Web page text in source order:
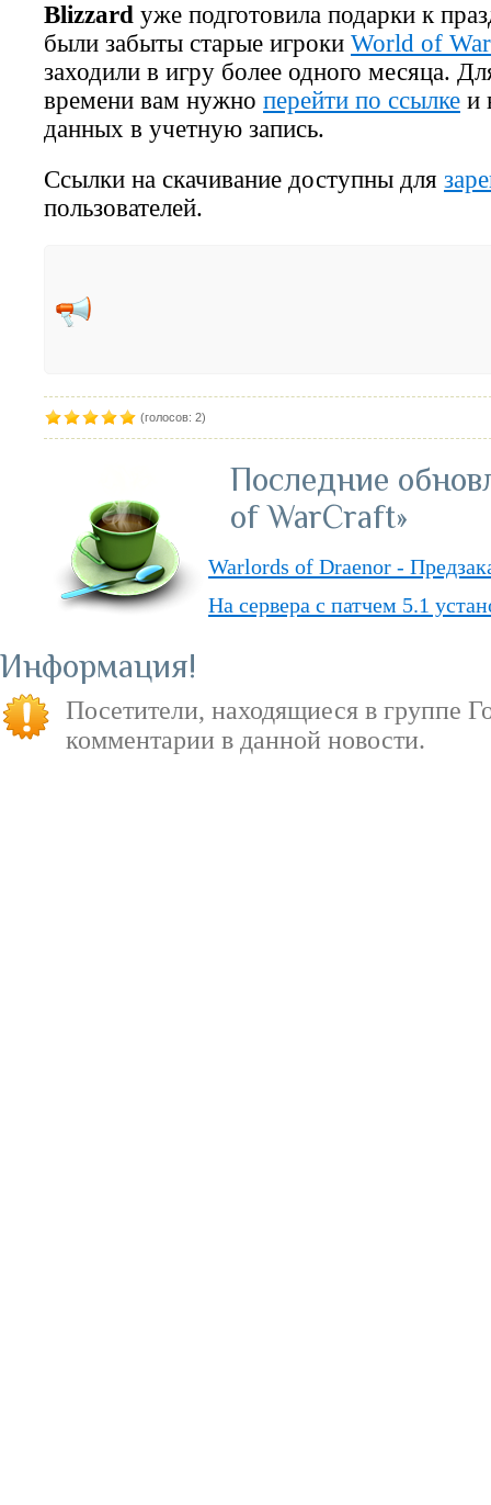
Blizzard уже подготовила подарки к
были забыты старые игроки World of
заходили в игру более одного месяца.
времени вам нужно перейти по ссылке и
данных в учетную запись.
Ссылки на скачивание доступны для
пользователей.
(голосов: 2)
Последние
of WarCraft»
Warlords of Draenor -
На сервера с патчем 5.1
«Душа Дракона» —
Информация
Посетители, находящиеся в группе
комментарии в данной новости.